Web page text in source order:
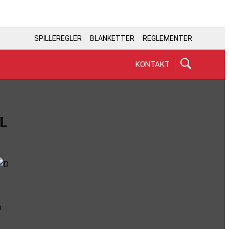
SPILLEREGLER BLANKETTER REGLEMENTER
KONTAKT